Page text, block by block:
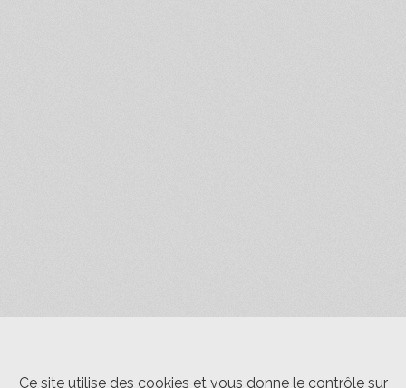
Ce site utilise des cookies et vous donne le contrôle sur